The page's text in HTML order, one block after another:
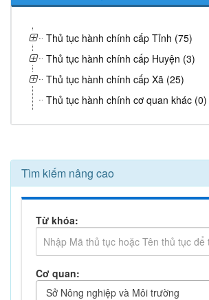
Thủ tục hành chính cấp Tỉnh (75)
Thủ tục hành chính cấp Huyện (3)
Thủ tục hành chính cấp Xã (25)
Thủ tục hành chính cơ quan khác (0)
Tìm kiếm nâng cao
Từ khóa:
Cơ quan:
Sở Nông nghiệp và Môi trường